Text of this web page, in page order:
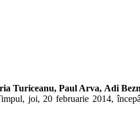
Turiceanu, Paul Arva, Adi
joi, 20 februarie 2014,